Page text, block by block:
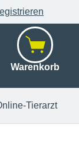
Warenkorb
Tierarzt